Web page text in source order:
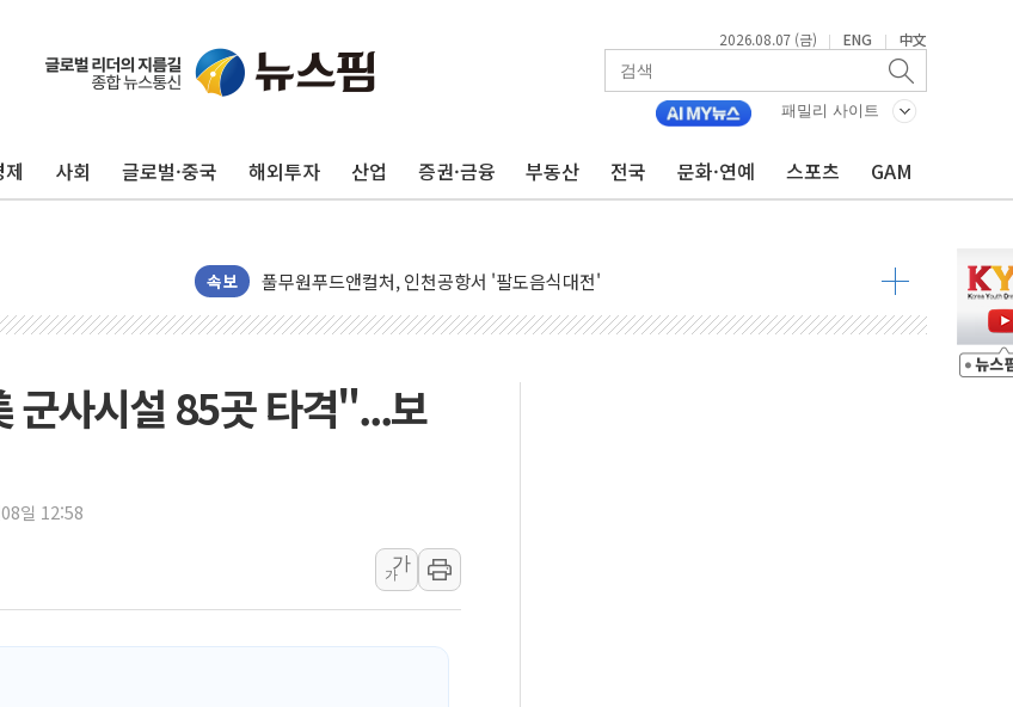
2026.08.07 (금) | ENG | 中文
패밀리 사이트
제 사회 글로벌·중국 해외투자 산업 증권·금융 부동산 전국 문화·연예 스포츠 GAM
속보
네이버, AI 투자로 숨 고르기…매출 16% 늘고 영업이익은 제자리
애경산업, 서울시 취약계층 위해 53억원 상당 통큰 기부
중기부, 떡국·떡볶이떡 제조업 '생계형 적합업종' 재지정...5년 더 보호
[뉴스핌 이 시각 PICK] 李, 오늘 부동산 2차 회의 外
카드사 고객 유입 창구 된 '트래블카드'…휴가철 넘어 장기 고객 묶는다
트럼프, '원정출산 시민권 차단' 행정명령 서명…출생시민권 제한 재시동
트럼프 "이란전 조만간 끝날 것"…군수품 부족설 일축 "막대한 무기 보유"
현대리바트, 원가 개선으로 실적 방어…다음 과제는 '외형 확대'
군사시설 85곳 타격"...보
일 12:58
가
가